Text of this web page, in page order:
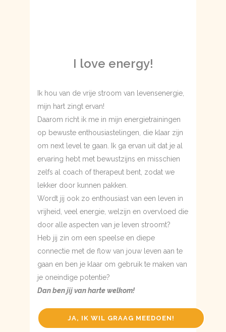
I love energy!
Ik hou van de vrije stroom van levensenergie,
mijn hart zingt ervan!
Daarom richt ik me in mijn energietrainingen
op bewuste enthousiastelingen, die klaar zijn
om next level te gaan. Ik ga ervan uit dat je al
ervaring hebt met bewustzijns en misschien
zelfs al coach of therapeut bent, zodat we
lekker door kunnen pakken.
Wordt jij ook zo enthousiast van een leven in
vrijheid, veel energie, welzijn en overvloed die
door alle aspecten van je leven stroomt?
Heb jij zin om een speelse en diepe
connectie met de flow van jouw leven aan te
gaan en ben je klaar om gebruik te maken van
je oneindige potentie?
Dan ben jij van harte welkom!
JA, IK WIL GRAAG MEEDOEN!